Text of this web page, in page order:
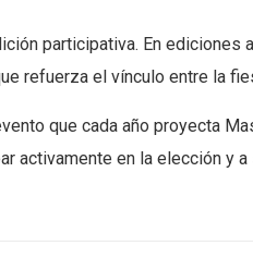
participativa. En
refuerza el vínculo entre la
que cada año proyecta
activamente en la elección y